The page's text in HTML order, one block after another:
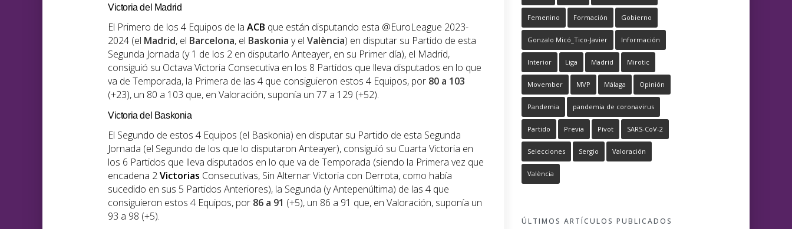
Victoria del Madrid
El Primero de los 4 Equipos de la ACB que están disputando esta @EuroLeague 2023-
2024 (el Madrid, el Barcelona, el Baskonia y el València) en disputar su Partido de esta
Segunda Jornada (y 1 de los 2 en disputarlo Anteayer, en su Primer día), el Madrid,
consiguió su Octava Victoria Consecutiva en los 8 Partidos que lleva disputados en lo que
va de Temporada, la Primera de las 4 que consiguieron estos 4 Equipos, por 80 a 103
(+23), un 80 a 103 que, en Valoración, suponía un 77 a 129 (+52).
Victoria del Baskonia
El Segundo de estos 4 Equipos (el Baskonia) en disputar su Partido de esta Segunda
Jornada (el Segundo de los que lo disputaron Anteayer), consiguió su Cuarta Victoria en
los 6 Partidos que lleva disputados en lo que va de Temporada (siendo la Primera vez que
encadena 2Victorias Consecutivas, Sin Alternar Victoria con Derrota, como había
sucedido en sus 5 Partidos Anteriores), la Segunda (y Antepenúltima) de las 4 que
consiguieron estos 4 Equipos, por 86 a 91 (+5), un 86 a 91 que, en Valoración, suponía un
93 a 98 (+5).
Femenino Formación Gobierno
Gonzalo Micó_Tico-Javier Información
Interior Liga Madrid Mirotic
Movember MVP Málaga Opinión
Pandemia pandemia de coronavirus
Partido Previa Pívot SARS-CoV-2
Selecciones Sergio Valoración
València
ÚLTIMOS ARTÍCULOS PUBLICADOS